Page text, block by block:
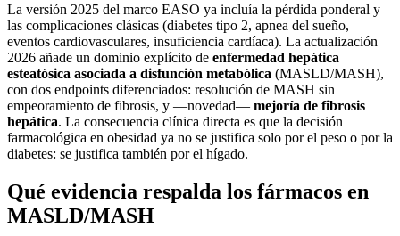
La versión 2025 del marco EASO ya incluía la pérdida ponderal y
las complicaciones clásicas (diabetes tipo 2, apnea del sueño,
eventos cardiovasculares, insuficiencia cardíaca). La actualización
2026 añade un dominio explícito de enfermedad hepática
esteatósica asociada a disfunción metabólica (MASLD/MASH),
con dos endpoints diferenciados: resolución de MASH sin
empeoramiento de fibrosis, y —novedad— mejoría de fibrosis
hepática. La consecuencia clínica directa es que la decisión
farmacológica en obesidad ya no se justifica solo por el peso o por la
diabetes: se justifica también por el hígado.
Qué evidencia respalda los fármacos en
MASLD/MASH